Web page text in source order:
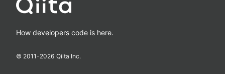
How developers code is here.
© 2011-2026 Qiita Inc.